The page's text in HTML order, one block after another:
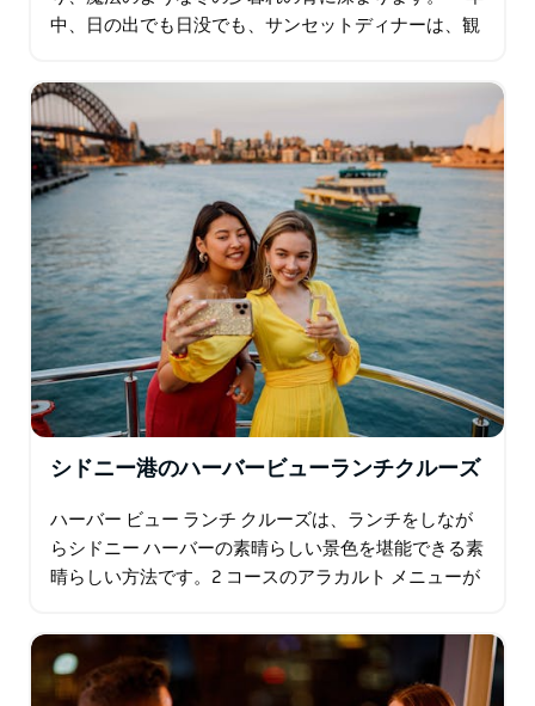
中、日の出でも日没でも、サンセットディナーは、観
シドニー港のハーバービューランチクルーズ
ハーバー ビュー ランチ クルーズは、ランチをしなが
らシドニー ハーバーの素晴らしい景色を堪能できる素
晴らしい方法です。2 コースのアラカルト メニューが
ニー…